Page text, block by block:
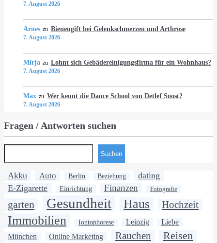
7. August 2026
Arnes zu Bienengift bei Gelenkschmerzen und Arthrose
7. August 2026
Mirja zu Lohnt sich Gebädereinigungsfirma für ein Wohnhaus?
7. August 2026
Max zu Wer kennt die Dance School von Detlef Soost?
7. August 2026
Fragen / Antworten suchen
Suchen
Akku Auto Berlin Beziehung
dating
E-Zigarette
Einrichtung Finanzen Fotografie
garten Gesundheit Haus Hochzeit
Immobilien Iontophorese Leipzig Liebe
München Online Marketing Rauchen Reisen